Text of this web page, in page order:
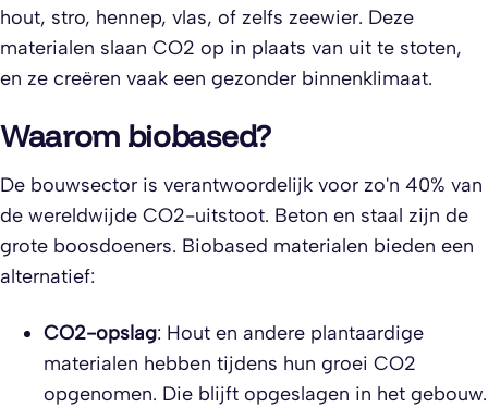
hout, stro, hennep, vlas, of zelfs zeewier. Deze
materialen slaan CO2 op in plaats van uit te stoten,
en ze creëren vaak een gezonder binnenklimaat.
Waarom biobased?
De bouwsector is verantwoordelijk voor zo'n 40% van
de wereldwijde CO2-uitstoot. Beton en staal zijn de
grote boosdoeners. Biobased materialen bieden een
alternatief:
CO2-opslag: Hout en andere plantaardige
materialen hebben tijdens hun groei CO2
opgenomen. Die blijft opgeslagen in het gebouw.